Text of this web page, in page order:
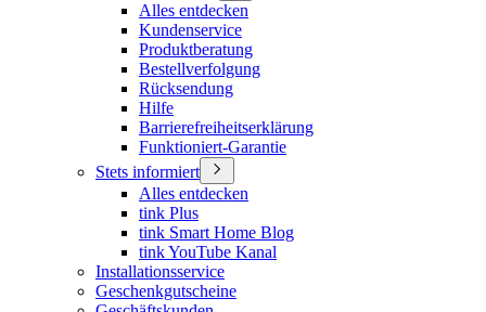
Alles entdecken
Kundenservice
Produktberatung
Bestellverfolgung
Rücksendung
Hilfe
Barrierefreiheitserklärung
Funktioniert-Garantie
Stets informiert
Alles entdecken
tink Plus
tink Smart Home Blog
tink YouTube Kanal
Installationsservice
Geschenkgutscheine